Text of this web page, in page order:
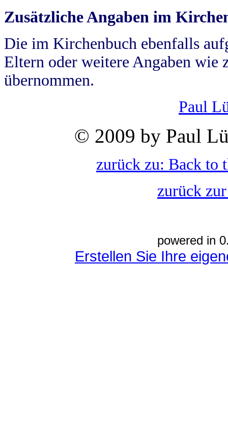
Zusätzliche Angaben im
Die im Kirchenbuch ebenfalls
Eltern oder weitere Angaben wie
übernommen.
Paul
© 2009 by Paul
zurück zu: Back to
zurück
powered in
Erstellen Sie Ihre